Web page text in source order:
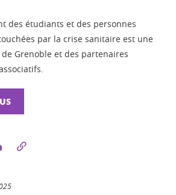
des étudiants et des personnes
par la crise sanitaire est une
Grenoble et des partenaires
sur Facebook
Partager sur LinkedIn